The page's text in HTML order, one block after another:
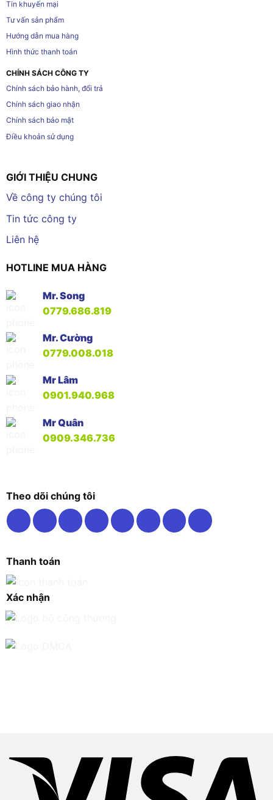
Tin khuyến mại
Tư vấn sản phẩm
Hướng dẫn mua hàng
Hình thức thanh toán
CHÍNH SÁCH CÔNG TY
Chính sách bảo hành, đổi trả
Chính sách giao nhận
Chính sách bảo mật
Điều khoản sử dụng
GIỚI THIỆU CHUNG
Về công ty chúng tôi
Tin tức công ty
Liên hệ
HOTLINE MUA HÀNG
Mr. Song
0779.686.819
Mr. Cường
0779.008.018
Mr Lâm
0901.940.968
Mr Quân
0909.346.736
Theo dõi chúng tôi
Thanh toán
Xác nhận